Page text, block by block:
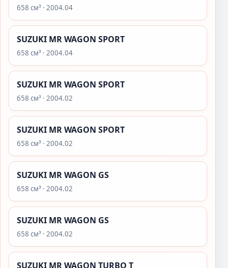
658 см³ · 2004.04
SUZUKI MR WAGON SPORT
658 см³ · 2004.04
SUZUKI MR WAGON SPORT
658 см³ · 2004.02
SUZUKI MR WAGON SPORT
658 см³ · 2004.02
SUZUKI MR WAGON GS
658 см³ · 2004.02
SUZUKI MR WAGON GS
658 см³ · 2004.02
SUZUKI MR WAGON TURBO T